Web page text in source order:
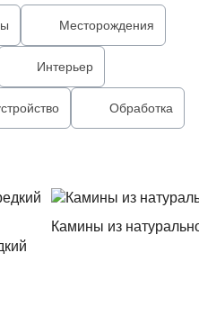
Месторождения
Интерьер
Обработка
Камины из